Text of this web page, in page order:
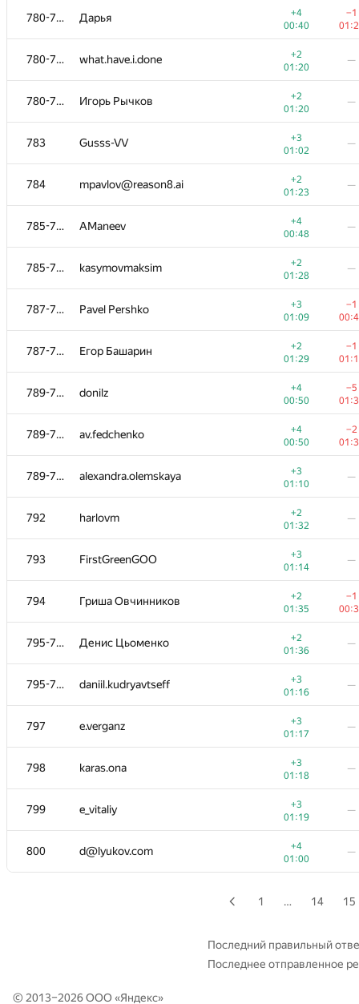
780-782 Дарья
+4
00:40
−1
780-782 what.have.i.done
+2
01:20
—
780-782 Игорь Рычков
+2
01:20
—
783 Gusss-VV
+3
01:02
—
784 mpavlov@reason8.ai
+2
01:23
—
785-786 AManeev
+4
00:48
—
785-786 kasymovmaksim
+2
01:28
—
787-788 Pavel Pershko
+3
01:09
−1
787-788 Егор Башарин
+2
01:29
−1
789-791 donilz
+4
00:50
−5
789-791 av.fedchenko
+4
00:50
−2
789-791 alexandra.olemskaya
+3
01:10
—
792 harlovm
+2
01:32
—
793 FirstGreenGOO
+3
01:14
—
794 Гриша Овчинников
+2
01:35
−1
795-796 Денис Цьоменко
+2
01:36
—
795-796 daniil.kudryavtseff
+3
01:16
—
797 e.verganz
+3
01:17
—
798 karas.ona
+3
01:18
—
799 e_vitaliy
+3
01:19
—
800 d@lyukov.com
+4
01:00
—
763 Denis Savenkov
+3
00:39
—
764 amankh99
+1
01:22
765 Michael Romanov
+2
01:05
766 Renir VII
+1
01:26
FutymyClone
+3
00:47
eygmath
+2
01:07
boltikovar
+4
00:28
Руслан
+1
01:28
—
vlasovs2
+2
01:08
—
772 Артём Чернов
+3
00:49
—
Denis Valoha
+2
01:10
—
iutyrov
+3
00:50
775 andrey.khamukhin
+2
01:12
776 vvarty
+3
00:54
777 Тихон Гришечкин
+2
01:15
—
Rahul Dugar
+4
00:39
nikitikusenechka
+3
00:59
+4
00:40
what.have.i.done
+2
01:20
Игорь Рычков
+2
01:20
783 Gusss-VV
+3
01:02
+2
—
1 … 14 15
Последний правильный
Последнее отправленное
© 2013–2026 ООО «Яндекс»